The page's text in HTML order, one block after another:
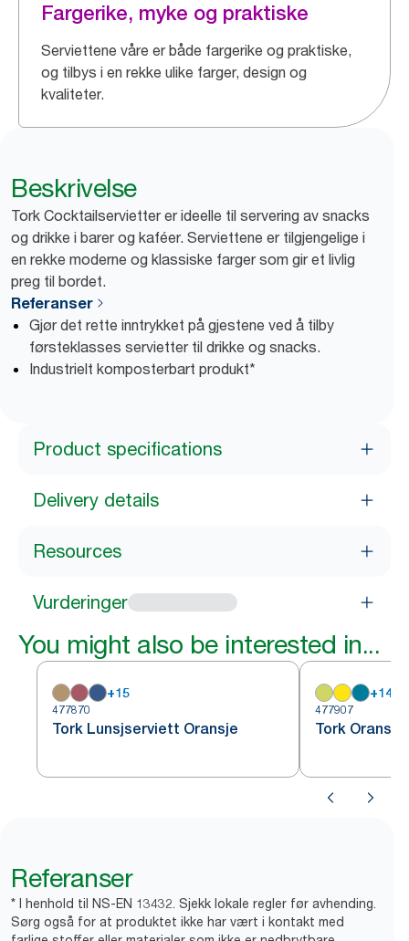
Fargerike, myke og praktiske
Serviettene våre er både fargerike og praktiske,
og tilbys i en rekke ulike farger, design og
kvaliteter.
Beskrivelse
Tork Cocktailservietter er ideelle til servering av snacks
og drikke i barer og kaféer. Serviettene er tilgjengelige i
en rekke moderne og klassiske farger som gir et livlig
preg til bordet.
Referanser
Gjør det rette inntrykket på gjestene ved å tilby
førsteklasses servietter til drikke og snacks.
Industrielt komposterbart produkt*
Product specifications
Delivery details
Resources
Vurderinger
You might also be interested in...
+15
477870
Tork Lunsjserviett Oransje
+14
477907
Tork
Referanser
* I henhold til NS-EN 13432. Sjekk lokale regler før avhending.
Sørg også for at produktet ikke har vært i kontakt med